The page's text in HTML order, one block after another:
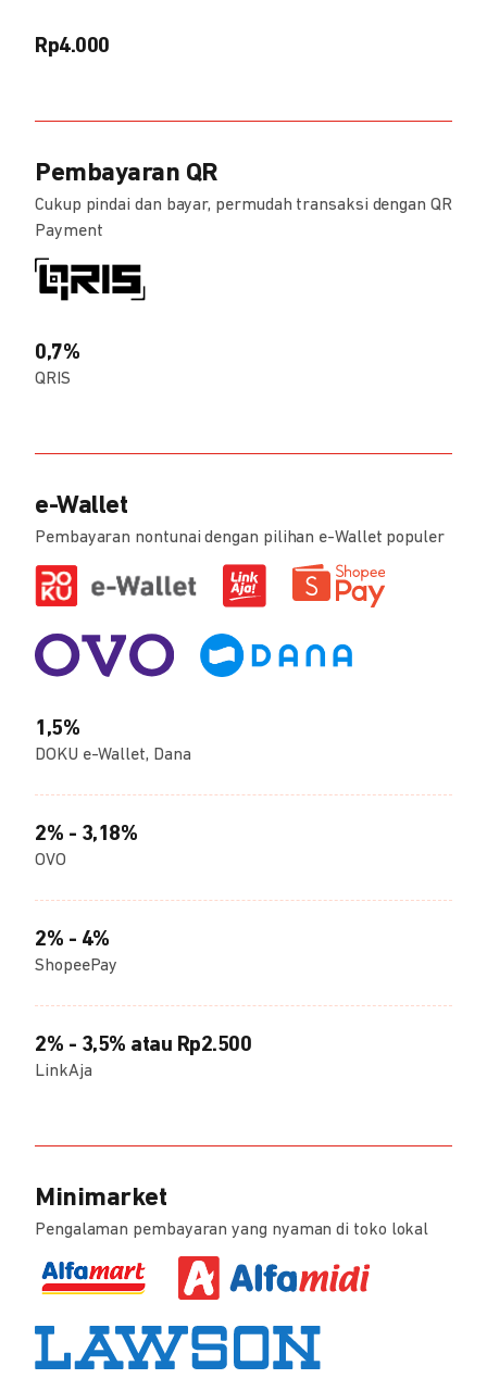
Rp4.000
Pembayaran QR
Cukup pindai dan bayar, permudah transaksi dengan QR
Payment
0,7%
QRIS
e-Wallet
Pembayaran nontunai dengan pilihan e-Wallet populer
1,5%
DOKU e-Wallet, Dana
2% - 3,18%
OVO
2% - 4%
ShopeePay
2% - 3,5% atau Rp2.500
LinkAja
Minimarket
Pengalaman pembayaran yang nyaman di toko lokal